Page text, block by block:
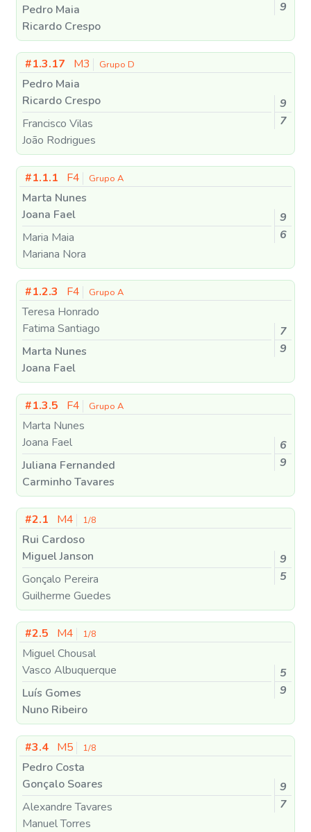
Pedro Maia
Ricardo Crespo
9
#1.3.17 M3 Grupo D
Pedro Maia
Ricardo Crespo
Francisco Vilas
João Rodrigues
9
7
#1.1.1 F4 Grupo A
Marta Nunes
Joana Fael
Maria Maia
Mariana Nora
9
6
#1.2.3 F4 Grupo A
Teresa Honrado
Fatima Santiago
Marta Nunes
Joana Fael
7
9
#1.3.5 F4 Grupo A
Marta Nunes
Joana Fael
Juliana Fernanded
Carminho Tavares
6
9
#2.1 M4 1/8
Rui Cardoso
Miguel Janson
Gonçalo Pereira
Guilherme Guedes
9
5
#2.5 M4 1/8
Miguel Chousal
Vasco Albuquerque
Luís Gomes
Nuno Ribeiro
5
9
#3.4 M5 1/8
Pedro Costa
Gonçalo Soares
Alexandre Tavares
Manuel Torres
9
7